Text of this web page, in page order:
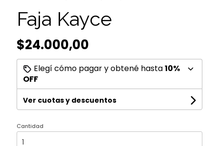
Faja Kayce
$24.000,00
Elegí cómo pagar y obtené hasta10%
OFF
Ver cuotas y descuentos
Cantidad